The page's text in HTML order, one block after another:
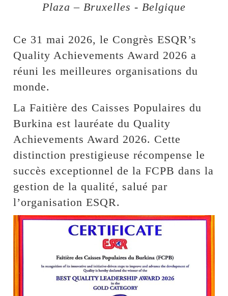
Plaza – Bruxelles - Belgique
Ce 31 mai 2026, le Congrès ESQR’s
Quality Achievements Award 2026 a
réuni les meilleures organisations du
monde.
La Faitière des Caisses Populaires du
Burkina est lauréate du Quality
Achievements Award 2026. Cette
distinction prestigieuse récompense le
succès exceptionnel de la FCPB dans la
gestion de la qualité, salué par
l’organisation ESQR.